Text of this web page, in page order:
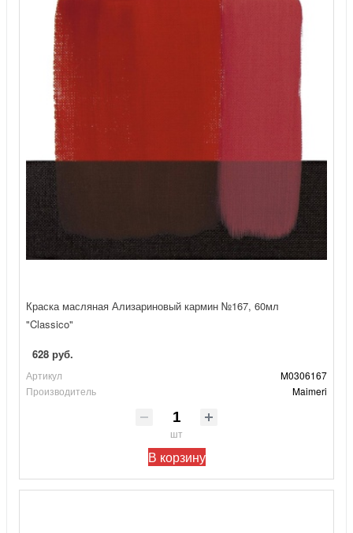
Краска масляная Ализариновый кармин №167, 60мл
"Classico"
628 руб.
Артикул
M0306167
Производитель
Maimeri
шт
В корзину